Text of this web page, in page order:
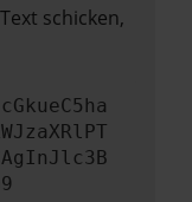
schicken,